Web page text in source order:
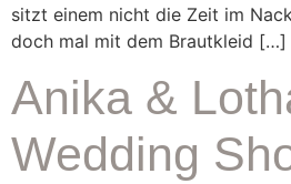
sitzt einem nicht die Zeit im
doch mal mit dem Brautkleid […]
Anika &
Wedding